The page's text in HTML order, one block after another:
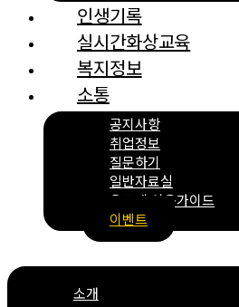
인생기록
실시간화상교육
복지정보
소통
공지사항
취업정보
질문하기
일반자료실
온도계 이용가이드
이벤트
소개